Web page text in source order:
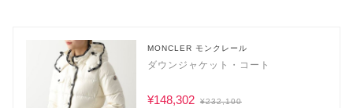
MONCLER モンクレール
ダウンジャケット・コート
¥148,302 ¥232,100